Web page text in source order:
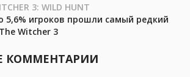
3: WILD HUNT
5,6% игроков прошли самый редкий
Witcher 3
КОММЕНТАРИИ